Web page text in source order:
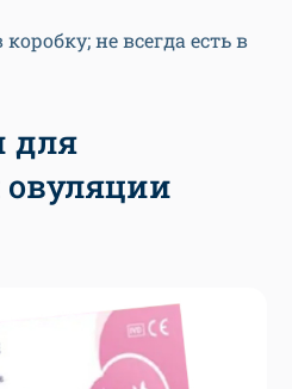
не всегда есть в
для
овуляции